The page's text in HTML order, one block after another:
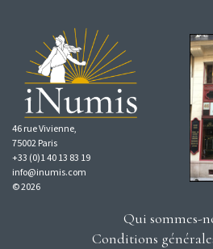
46 rue Vivienne,
75002 Paris
+33 (0)1 40 13 83 19
info@inumis.com
© 2026
Qui sommes-
Conditions